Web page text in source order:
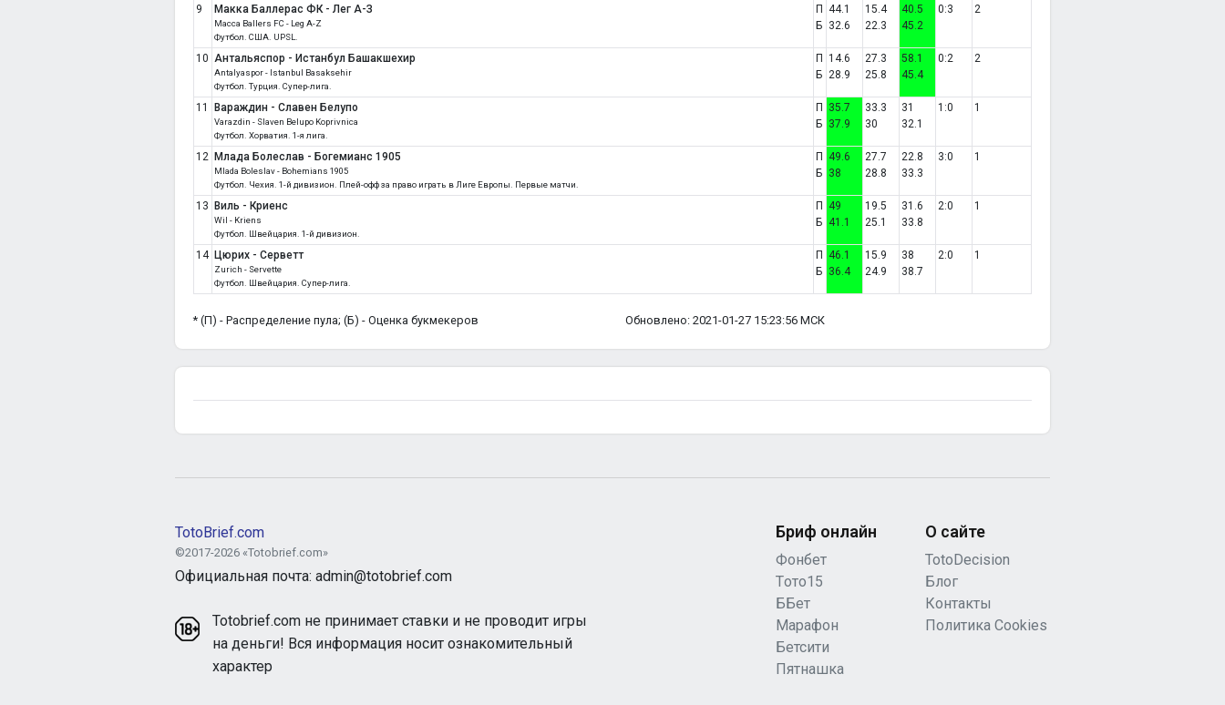
9 Макка Баллерас ФК - Лег А-З
Macca Ballers FC - Leg A-Z
Футбол. США. UPSL.
П
Б
44.1
32.6
15.4
22.3
40.5
45.2
0:3 2
10 Антальяспор - Истанбул Башакшехир
Antalyaspor - Istanbul Basaksehir
Футбол. Турция. Супер-лига.
П
Б
14.6
28.9
27.3
25.8
58.1
45.4
0:2 2
11 Вараждин - Славен Белупо
Varazdin - Slaven Belupo Koprivnica
Футбол. Хорватия. 1-я лига.
П
Б
35.7
37.9
33.3
30
31
32.1
1:0 1
12 Млада Болеслав - Богемианс 1905
Mlada Boleslav - Bohemians 1905
Футбол. Чехия. 1-й дивизион. Плей-офф за право играть в Лиге Европы. Первые матчи.
П
Б
49.6
38
27.7
28.8
22.8
33.3
3:0 1
13 Виль - Криенс
Wil - Kriens
Футбол. Швейцария. 1-й дивизион.
П
Б
49
41.1
19.5
25.1
31.6
33.8
2:0 1
14 Цюрих - Серветт
Zurich - Servette
Футбол. Швейцария. Супер-лига.
П
Б
46.1
36.4
15.9
24.9
38
38.7
2:0 1
* (П) - Распределение пула; (Б) - Оценка букмекеров Обновлено: 2021-01-27 15:23:56 МСК
TotoBrief.com
©2017-2026 «Totobrief.com»
Официальная почта: admin@totobrief.com
Totobrief.com не принимает ставки и не проводит игры
на деньги! Вся информация носит ознакомительный
характер
Бриф онлайн
Фонбет
Tото15
ББет
Марафон
Бетсити
Пятнашка
О сайте
TotoDecision
Блог
Контакты
Политика Cookies